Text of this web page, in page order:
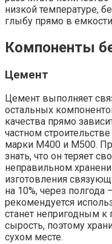
низкой температуре,
глыбу прямо в
Компоненты
Цемент
Цемент выполняет
остальных
качества прямо
частном
марки М400 и М500.
знать, что он теряет
неправильном
изготовления
на 10%, через полгода
рекомендуется
станет непригодным к
сырость, поэтому
сухом месте.